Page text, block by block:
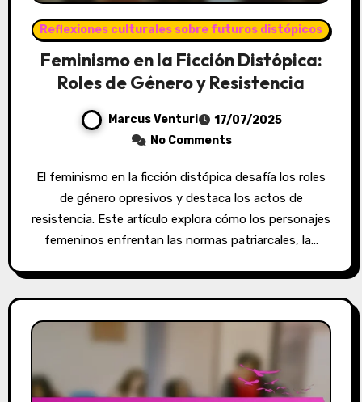
Reflexiones culturales sobre futuros distópicos
Feminismo en la Ficción Distópica:
Roles de Género y Resistencia
Marcus Venturi
17/07/2025
No Comments
El feminismo en la ficción distópica desafía los roles
de género opresivos y destaca los actos de
resistencia. Este artículo explora cómo los personajes
femeninos enfrentan las normas patriarcales, la…